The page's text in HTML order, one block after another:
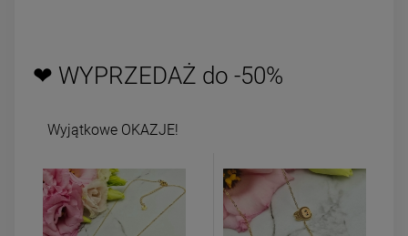
❤ WYPRZEDAŻ do -50%
Wyjątkowe OKAZJE!